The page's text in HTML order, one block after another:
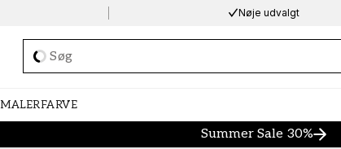
Nøje udvalgt
Loading…
MALERFARVE
Summer Sale 30%